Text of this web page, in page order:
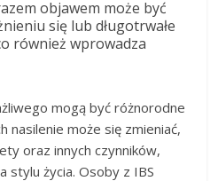
objawem może być
się lub długotrwałe
również wprowadza
mogą być różnorodne
nasilenie może się zmieniać,
oraz innych czynników,
stylu życia. Osoby z IBS